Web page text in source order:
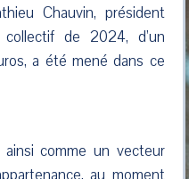
Chauvin, président
de 2024, d’un
a été mené dans ce
ainsi comme un vecteur